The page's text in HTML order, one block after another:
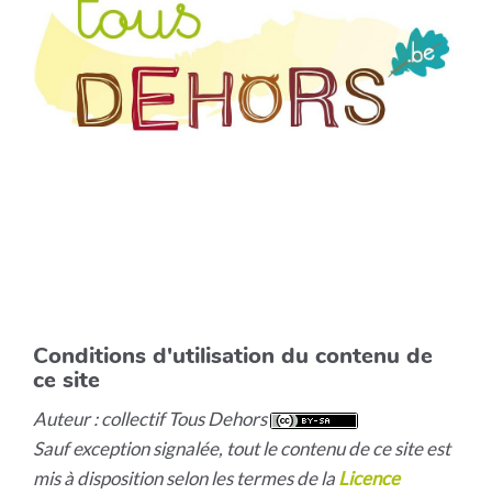
Conditions d'utilisation du contenu de
ce site
Auteur : collectif Tous Dehors
Sauf exception signalée, tout le contenu de ce site est
mis à disposition selon les termes de laLicence